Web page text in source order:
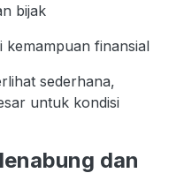
bijak
kemampuan finansial
sederhana,
untuk kondisi
dan